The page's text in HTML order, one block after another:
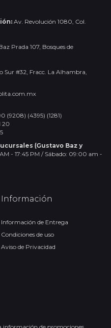
Av. Revolución 1080, Col.
Prada 107, Bosques de
Sur #32, Fracc. La Alhambra,
(9208) (4395) (1281)
20
(Gustavo Baz y
- 17:45 PM / Sábado: 09:00 am -
Información
Información de Entrega
Condiciones de uso
Aviso de Privacidad